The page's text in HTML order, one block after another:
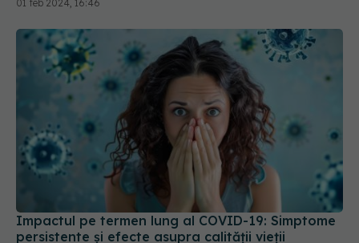
01 feb 2024, 16:46
Impactul pe termen lung al COVID-19: Simptome
persistente și efecte asupra calității vieții